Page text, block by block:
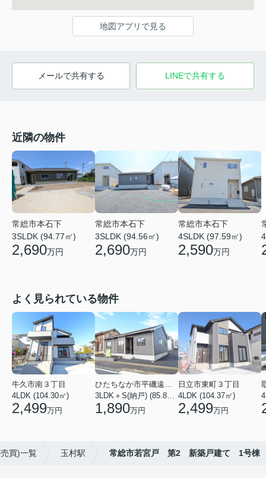
地図アプリで見る
メールで共有する LINEで共有する
近隣の物件
常総市本石下
3SLDK (94.77㎡)
2,690万円
常総市本石下
3SLDK (94.56㎡)
2,690万円
常総市本石下
4SLDK (97.59㎡)
2,590万円
よく見られている物件
牛久市南３丁目
4LDK (104.30㎡)
2,499万円
ひたちなか市平磯遠原町
3LDK＋S(納戸) (85.86㎡)
1,890万円
日立市東町３丁目
4LDK (104.37㎡)
2,499万円
買)一覧 玉村駅 常総市若宮戸 第2 新築戸建て 1号棟